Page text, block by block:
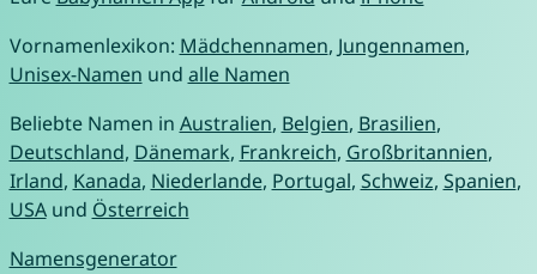
Vornamenlexikon: Mädchennamen, Jungennamen,
Unisex-Namen und alle Namen
Beliebte Namen in Australien, Belgien, Brasilien,
Deutschland, Dänemark, Frankreich, Großbritannien,
Irland, Kanada, Niederlande, Portugal, Schweiz, Spanien,
USAund Österreich
Namensgenerator